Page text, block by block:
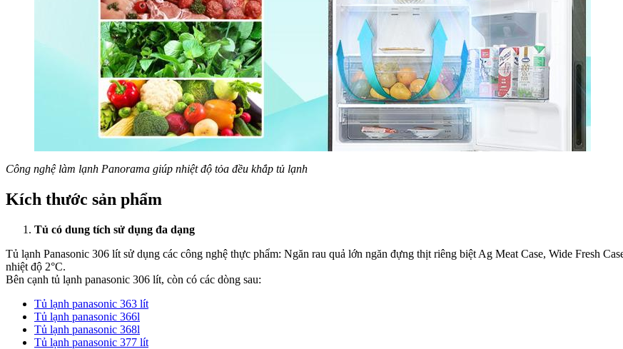
Công nghệ làm lạnh Panorama giúp nhiệt độ tỏa đều khắp tủ lạnh
Kích thước sản phẩm
Tủ có dung tích sử dụng đa dạng
Tủ lạnh Panasonic 306 lít sử dụng các công nghệ thực phẩm: Ngăn rau quả lớn ngăn đựng thịt riêng biệt Ag Meat Case, Wide Fresh
nhiệt độ 2°C.
Bên cạnh tủ lạnh panasonic 306 lít, còn có các dòng sau:
Tủ lạnh panasonic 363 lít
Tủ lạnh panasonic 366l
Tủ lạnh panasonic 368l
Tủ lạnh panasonic 377 lít